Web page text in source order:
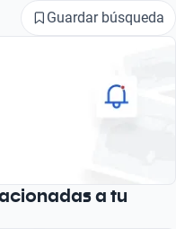
Guardar búsqueda
a tu